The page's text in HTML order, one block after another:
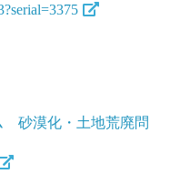
砂漠化・土地荒廃問